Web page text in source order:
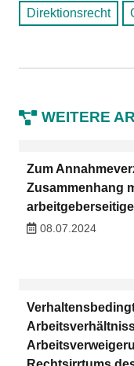
Direktionsrecht
WEITERE
Zum
Zusammenhang
08.07.2024